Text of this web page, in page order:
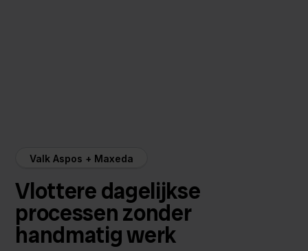
Valk Aspos + Maxeda
Vlottere dagelijkse
processen zonder
handmatig werk